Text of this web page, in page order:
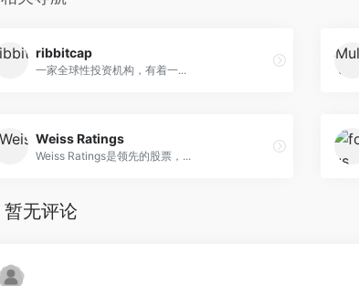
ribbitcap
一家全球性投资机构，有着一...
Weiss Ratings
Weiss Ratings是领先的股票，...
暂无评论